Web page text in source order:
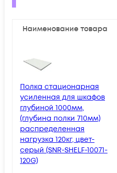
Наименование товара
Полка стационарная
усиленная для шкафов
глубиной 1000мм,
(глубина полки 710мм)
распределенная
нагрузка 120кг, цвет-
серый (SNR-SHELF-10071-
120G)